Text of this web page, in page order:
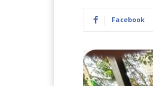
Facebook